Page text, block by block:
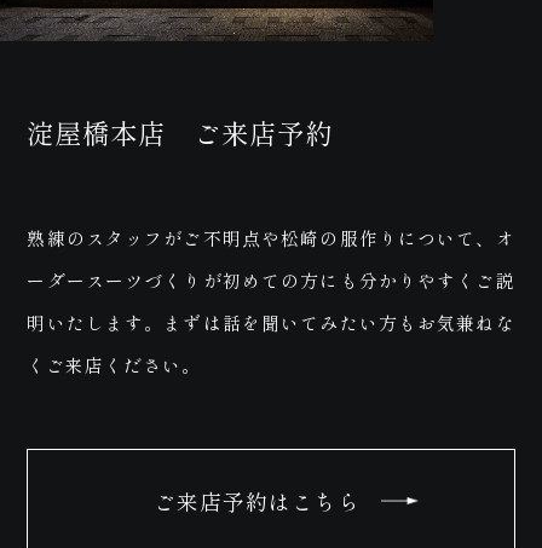
お問
い合
淀屋橋本店 ご来店予約
熟練のスタッフがご不明点や松崎の服作りについて、オ
ーダースーツづくりが初めての方にも分かりやすくご説
明いたします。まずは話を聞いてみたい方もお気兼ねな
くご来店ください。
ご来店予約はこちら